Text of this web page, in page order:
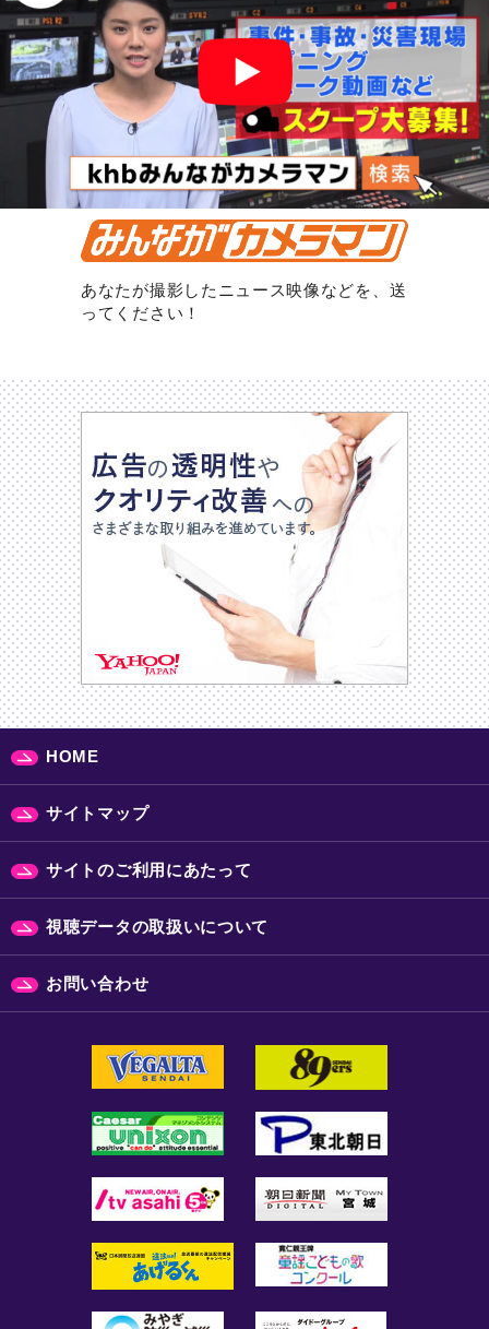
あなたが撮影したニュース映像などを、送
ってください！
HOME
サイトマップ
サイトのご利用にあたって
視聴データの取扱いについて
お問い合わせ